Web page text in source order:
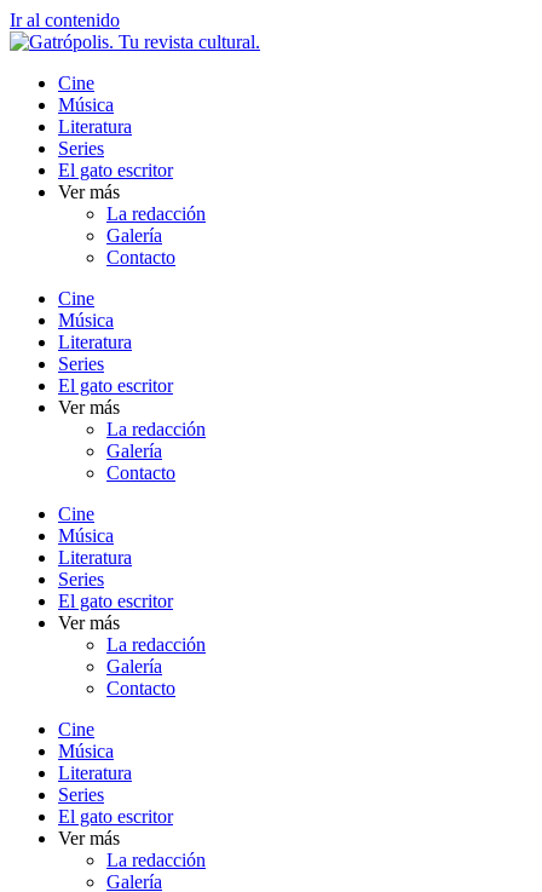
Ir al contenido
Cine
Música
Literatura
Series
El gato escritor
Ver más
La redacción
Galería
Contacto
Cine
Música
Literatura
Series
El gato escritor
Ver más
La redacción
Galería
Contacto
Cine
Música
Literatura
Series
El gato escritor
Ver más
La redacción
Galería
Contacto
Cine
Música
Literatura
Series
El gato escritor
Ver más
La redacción
Galería